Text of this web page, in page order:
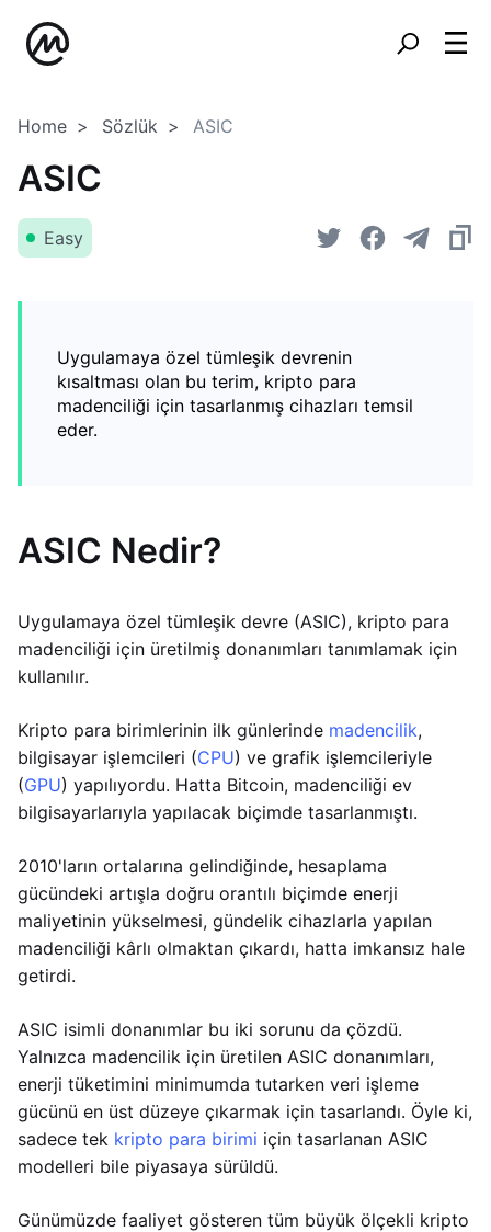
Home Sözlük ASIC
ASIC
Easy
Uygulamaya özel tümleşik devrenin
kısaltması olan bu terim, kripto para
madenciliği için tasarlanmış cihazları temsil
eder.
ASIC Nedir?
Uygulamaya özel tümleşik devre (ASIC), kripto para
madenciliği için üretilmiş donanımları tanımlamak için
kullanılır.
Kripto para birimlerinin ilk günlerinde madencilik,
bilgisayar işlemcileri (CPU) ve grafik işlemcileriyle
(GPU) yapılıyordu. Hatta Bitcoin, madenciliği ev
bilgisayarlarıyla yapılacak biçimde tasarlanmıştı.
2010'ların ortalarına gelindiğinde, hesaplama
gücündeki artışla doğru orantılı biçimde enerji
maliyetinin yükselmesi, gündelik cihazlarla yapılan
madenciliği kârlı olmaktan çıkardı, hatta imkansız hale
getirdi.
ASIC isimli donanımlar bu iki sorunu da çözdü.
Yalnızca madencilik için üretilen ASIC donanımları,
enerji tüketimini minimumda tutarken veri işleme
gücünü en üst düzeye çıkarmak için tasarlandı. Öyle ki,
sadece tek kripto para birimi için tasarlanan ASIC
modelleri bile piyasaya sürüldü.
Günümüzde faaliyet gösteren tüm büyük ölçekli kripto